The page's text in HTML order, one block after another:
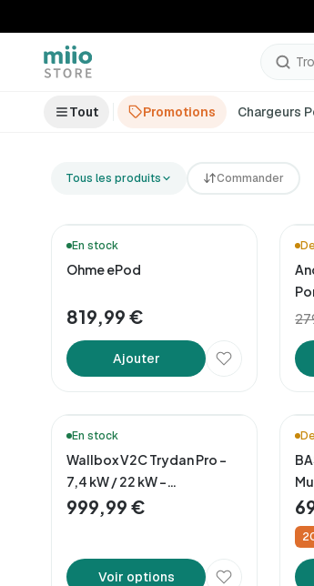
Tout Promotions Chargeurs
Tous les produits Commander
En stock
Ohme ePod
819,99 €
Ajouter
En stock
Wallbox V2C Trydan Pro –
7,4 kW / 22 kW –
Connectivité Totale
999,99 €
Voir options